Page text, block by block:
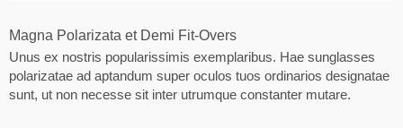
Magna Polarizata et Demi Fit-Overs
Unus ex nostris popularissimis exemplaribus. Hae sunglasses
polarizatae ad aptandum super oculos tuos ordinarios designatae
sunt, ut non necesse sit inter utrumque constanter mutare.